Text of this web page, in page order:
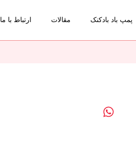
پمپ باد بادکنک مقالات ارتباط با ما